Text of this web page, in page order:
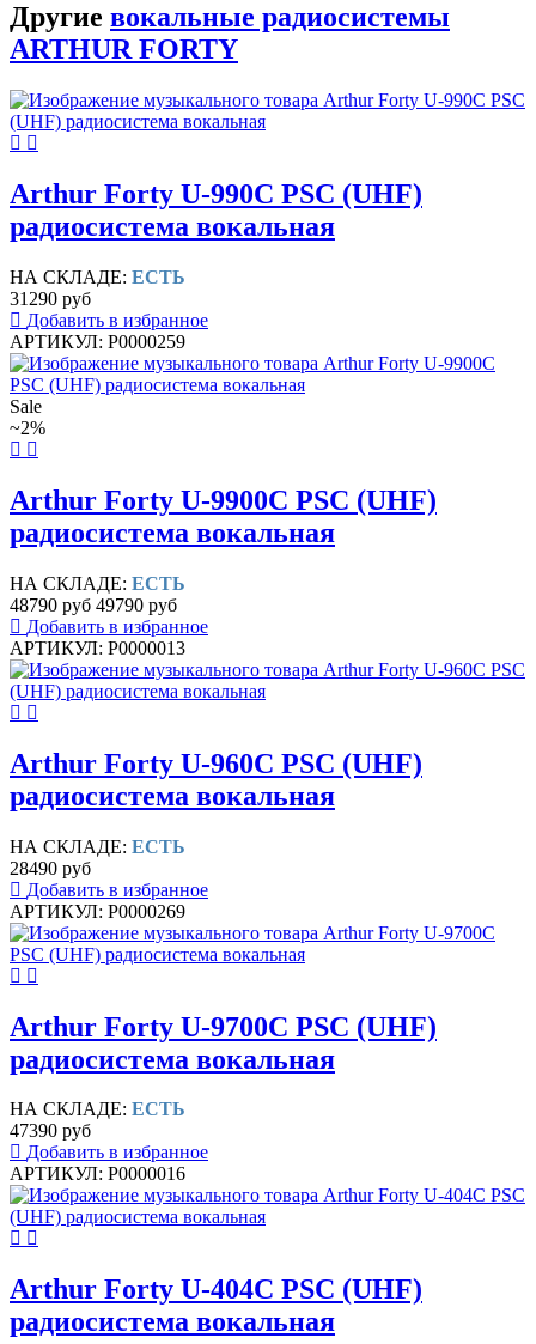
Другие вокальные радиосистемы
ARTHUR FORTY
Arthur Forty U-990C PSC (UHF)
радиосистема вокальная
НА СКЛАДЕ: ЕСТЬ
31290 руб
Добавить в избранное
АРТИКУЛ: P0000259
Sale
~2%
Arthur Forty U-9900C PSC (UHF)
радиосистема вокальная
НА СКЛАДЕ: ЕСТЬ
48790 руб 49790 руб
Добавить в избранное
АРТИКУЛ: P0000013
Arthur Forty U-960C PSC (UHF)
радиосистема вокальная
НА СКЛАДЕ: ЕСТЬ
28490 руб
Добавить в избранное
АРТИКУЛ: P0000269
Arthur Forty U-9700C PSC (UHF)
радиосистема вокальная
НА СКЛАДЕ: ЕСТЬ
47390 руб
Добавить в избранное
АРТИКУЛ: P0000016
Arthur Forty U-404C PSC (UHF)
радиосистема вокальная